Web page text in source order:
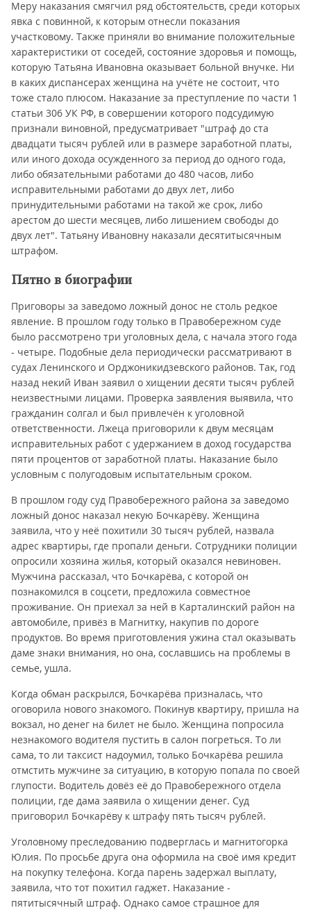
Меру наказания смягчил ряд обстоятельств, среди которых
явка с повинной, к которым отнесли показания
участковому. Также приняли во внимание положительные
характеристики от соседей, состояние здоровья и помощь,
которую Татьяна Ивановна оказывает больной внучке. Ни
в каких диспансерах женщина на учёте не состоит, что
тоже стало плюсом. Наказание за преступление по части 1
статьи 306 УК РФ, в совершении которого подсудимую
признали виновной, предусматривает "штраф до ста
двадцати тысяч рублей или в размере заработной платы,
или иного дохода осужденного за период до одного года,
либо обязательными работами до 480 часов, либо
исправительными работами до двух лет, либо
принудительными работами на такой же срок, либо
арестом до шести месяцев, либо лишением свободы до
двух лет". Татьяну Ивановну наказали десятитысячным
штрафом.
Пятно в биографии
Приговоры за заведомо ложный донос не столь редкое
явление. В прошлом году только в Правобережном суде
было рассмотрено три уголовных дела, с начала этого года
- четыре. Подобные дела периодически рассматривают в
судах Ленинского и Орджоникидзевского районов. Так, год
назад некий Иван заявил о хищении десяти тысяч рублей
неизвестными лицами. Проверка заявления выявила, что
гражданин солгал и был привлечён к уголовной
ответственности. Лжеца приговорили к двум месяцам
исправительных работ с удержанием в доход государства
пяти процентов от заработной платы. Наказание было
условным с полугодовым испытательным сроком.
В прошлом году суд Правобережного района за заведомо
ложный донос наказал некую Бочкарёву. Женщина
заявила, что у неё похитили 30 тысяч рублей, назвала
адрес квартиры, где пропали деньги. Сотрудники полиции
опросили хозяина жилья, который оказался невиновен.
Мужчина рассказал, что Бочкарёва, с которой он
познакомился в соцсети, предложила совместное
проживание. Он приехал за ней в Карталинский район на
автомобиле, привёз в Магнитку, накупив по дороге
продуктов. Во время приготовления ужина стал оказывать
даме знаки внимания, но она, сославшись на проблемы в
семье, ушла.
Когда обман раскрылся, Бочкарёва призналась, что
оговорила нового знакомого. Покинув квартиру, пришла на
вокзал, но денег на билет не было. Женщина попросила
незнакомого водителя пустить в салон погреться. То ли
сама, то ли таксист надоумил, только Бочкарёва решила
отмстить мужчине за ситуацию, в которую попала по своей
глупости. Водитель довёз её до Правобережного отдела
полиции, где дама заявила о хищении денег. Суд
приговорил Бочкарёву к штрафу пять тысяч рублей.
Уголовному преследованию подверглась и магнитогорка
Юлия. По просьбе друга она оформила на своё имя кредит
на покупку телефона. Когда парень задержал выплату,
заявила, что тот похитил гаджет. Наказание -
пятитысячный штраф. Однако самое страшное для